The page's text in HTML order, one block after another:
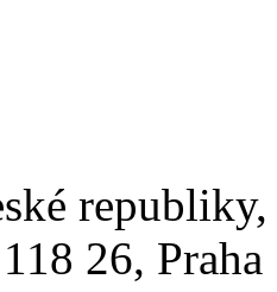
26,